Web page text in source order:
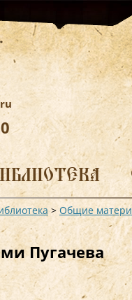
> Общие
Пугачева